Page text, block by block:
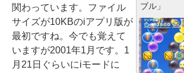
ブル」
関わっています。ファイル
サイズが10KBのiアプリ版が
最初ですね。今でも覚えて
いますが2001年1月です。1
月21日ぐらいにiモードに